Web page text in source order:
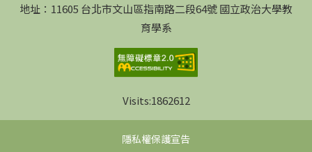
地址：11605 台北市文山區指南路二段64號 國立政治大學教
育學系
Visits:1862612
隱私權保護宣告